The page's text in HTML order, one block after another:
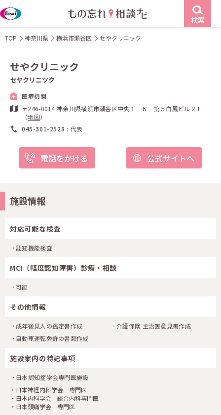
検索
TOP 神奈川県 横浜市瀬谷区 せやクリニック
せやクリニック
セヤクリニツク
医療機関
〒246-0014 神奈川県横浜市瀬谷区中央１－６ 第５白鳳ビル２Ｆ
（地図）
045-301-2528
代表
電話をかける 公式サイトへ
施設情報
対応可能な検査
認知機能検査
MCI（軽度認知障害）診療・相談
可能
その他情報
成年後見人の鑑定書作成
介護保険 主治医意見書作成
自動車運転免許の書類作成
施設案内の特記事項
日本認知症学会専門医施設
・日本神経内科学会 専門医
・日本内科学会 総合内科専門医
・日本頭痛学会 専門医